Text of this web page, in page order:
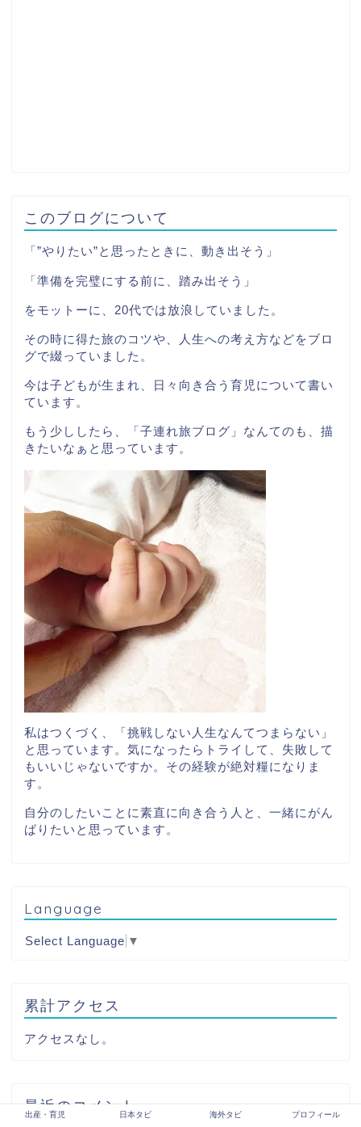
このブログについて
「”やりたい”と思ったときに、動き出そう」
「準備を完璧にする前に、踏み出そう」
をモットーに、20代では放浪していました。
その時に得た旅のコツや、人生への考え方などをブロ
グで綴っていました。
今は子どもが生まれ、日々向き合う育児について書い
ています。
もう少ししたら、「子連れ旅ブログ」なんてのも、描
きたいなぁと思っています。
私はつくづく、「挑戦しない人生なんてつまらない」
と思っています。気になったらトライして、失敗して
もいいじゃないですか。その経験が絶対糧になりま
す。
自分のしたいことに素直に向き合う人と、一緒にがん
ばりたいと思っています。
Language
Select Language ▼
累計アクセス
アクセスなし。
最近のコメント
出産・育児 日本タビ 海外タビ プロフィール